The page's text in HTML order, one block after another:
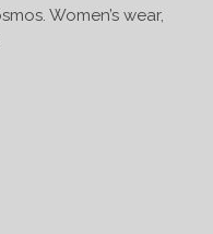
Women’s wear,